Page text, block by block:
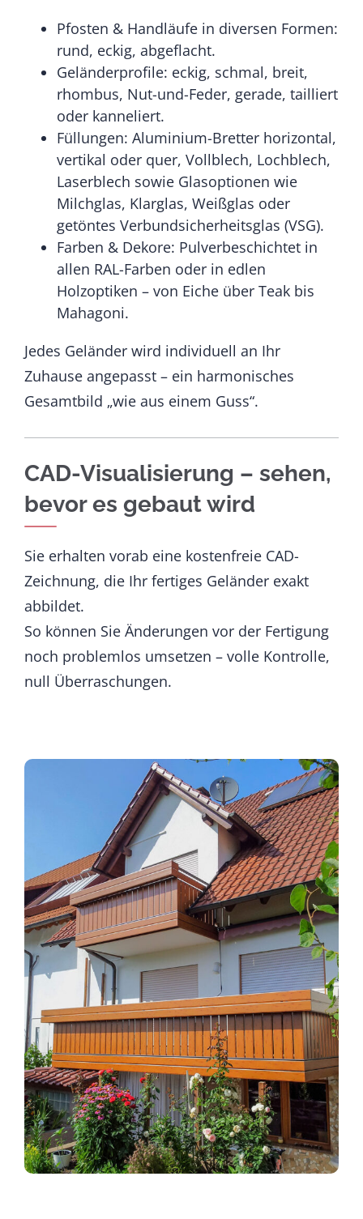
Pfosten & Handläufe in diversen Formen:
rund, eckig, abgeflacht.
Geländerprofile: eckig, schmal, breit,
rhombus, Nut-und-Feder, gerade, tailliert
oder kanneliert.
Füllungen: Aluminium-Bretter horizontal,
vertikal oder quer, Vollblech, Lochblech,
Laserblech sowie Glasoptionen wie
Milchglas, Klarglas, Weißglas oder
getöntes Verbundsicherheitsglas (VSG).
Farben & Dekore: Pulverbeschichtet in
allen RAL-Farben oder in edlen
Holzoptiken – von Eiche über Teak bis
Mahagoni.
Jedes Geländer wird individuell an Ihr
Zuhause angepasst – ein harmonisches
Gesamtbild „wie aus einem Guss“.
CAD-Visualisierung – sehen,
bevor es gebaut wird
Sie erhalten vorab eine kostenfreie CAD-
Zeichnung, die Ihr fertiges Geländer exakt
abbildet.
So können Sie Änderungen vor der Fertigung
noch problemlos umsetzen – volle Kontrolle,
null Überraschungen.